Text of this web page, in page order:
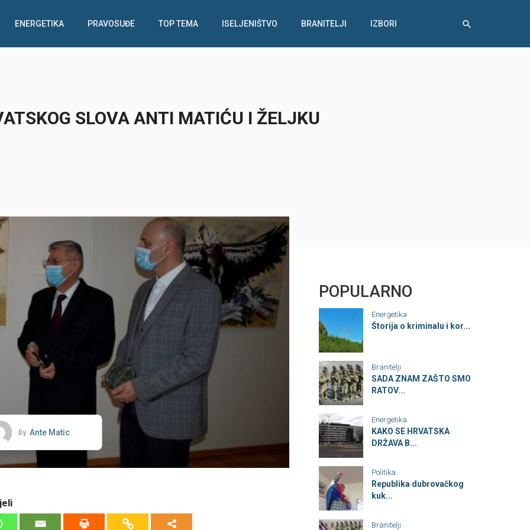
ENERGETIKA PRAVOSUĐE TOP TEMA ISELJENIŠTVO BRANITELJI IZBORI
SLOVA ANTI MATIĆU I ŽELJKU
By Ante Matic
POPULARNO
Energetika
Štorija o kriminalu i kor...
Branitelji
SADA ZNAM ZAŠTO SMO
RATOV...
Energetika
KAKO SE HRVATSKA
DRŽAVA B...
Politika
Republika dubrovačkog
kuk...
Branitelji